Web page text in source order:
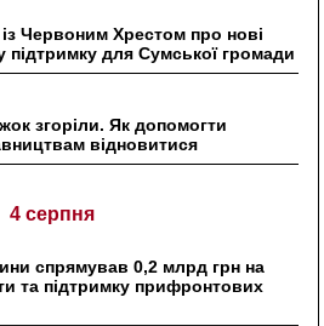
Червоним Хрестом про нові
підтримку для Сумської громади
згоріли. Як допомогти
відновитися
4 серпня
спрямував 0,2 млрд грн на
та підтримку прифронтових